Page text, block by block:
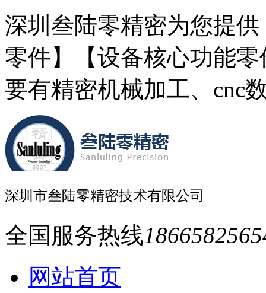
深圳叁陆零精密为您提
零件】【设备核心功能
要有精密机械加工、cnc
深圳市叁陆零精密技术有限公司
全国服务热线
网站首页